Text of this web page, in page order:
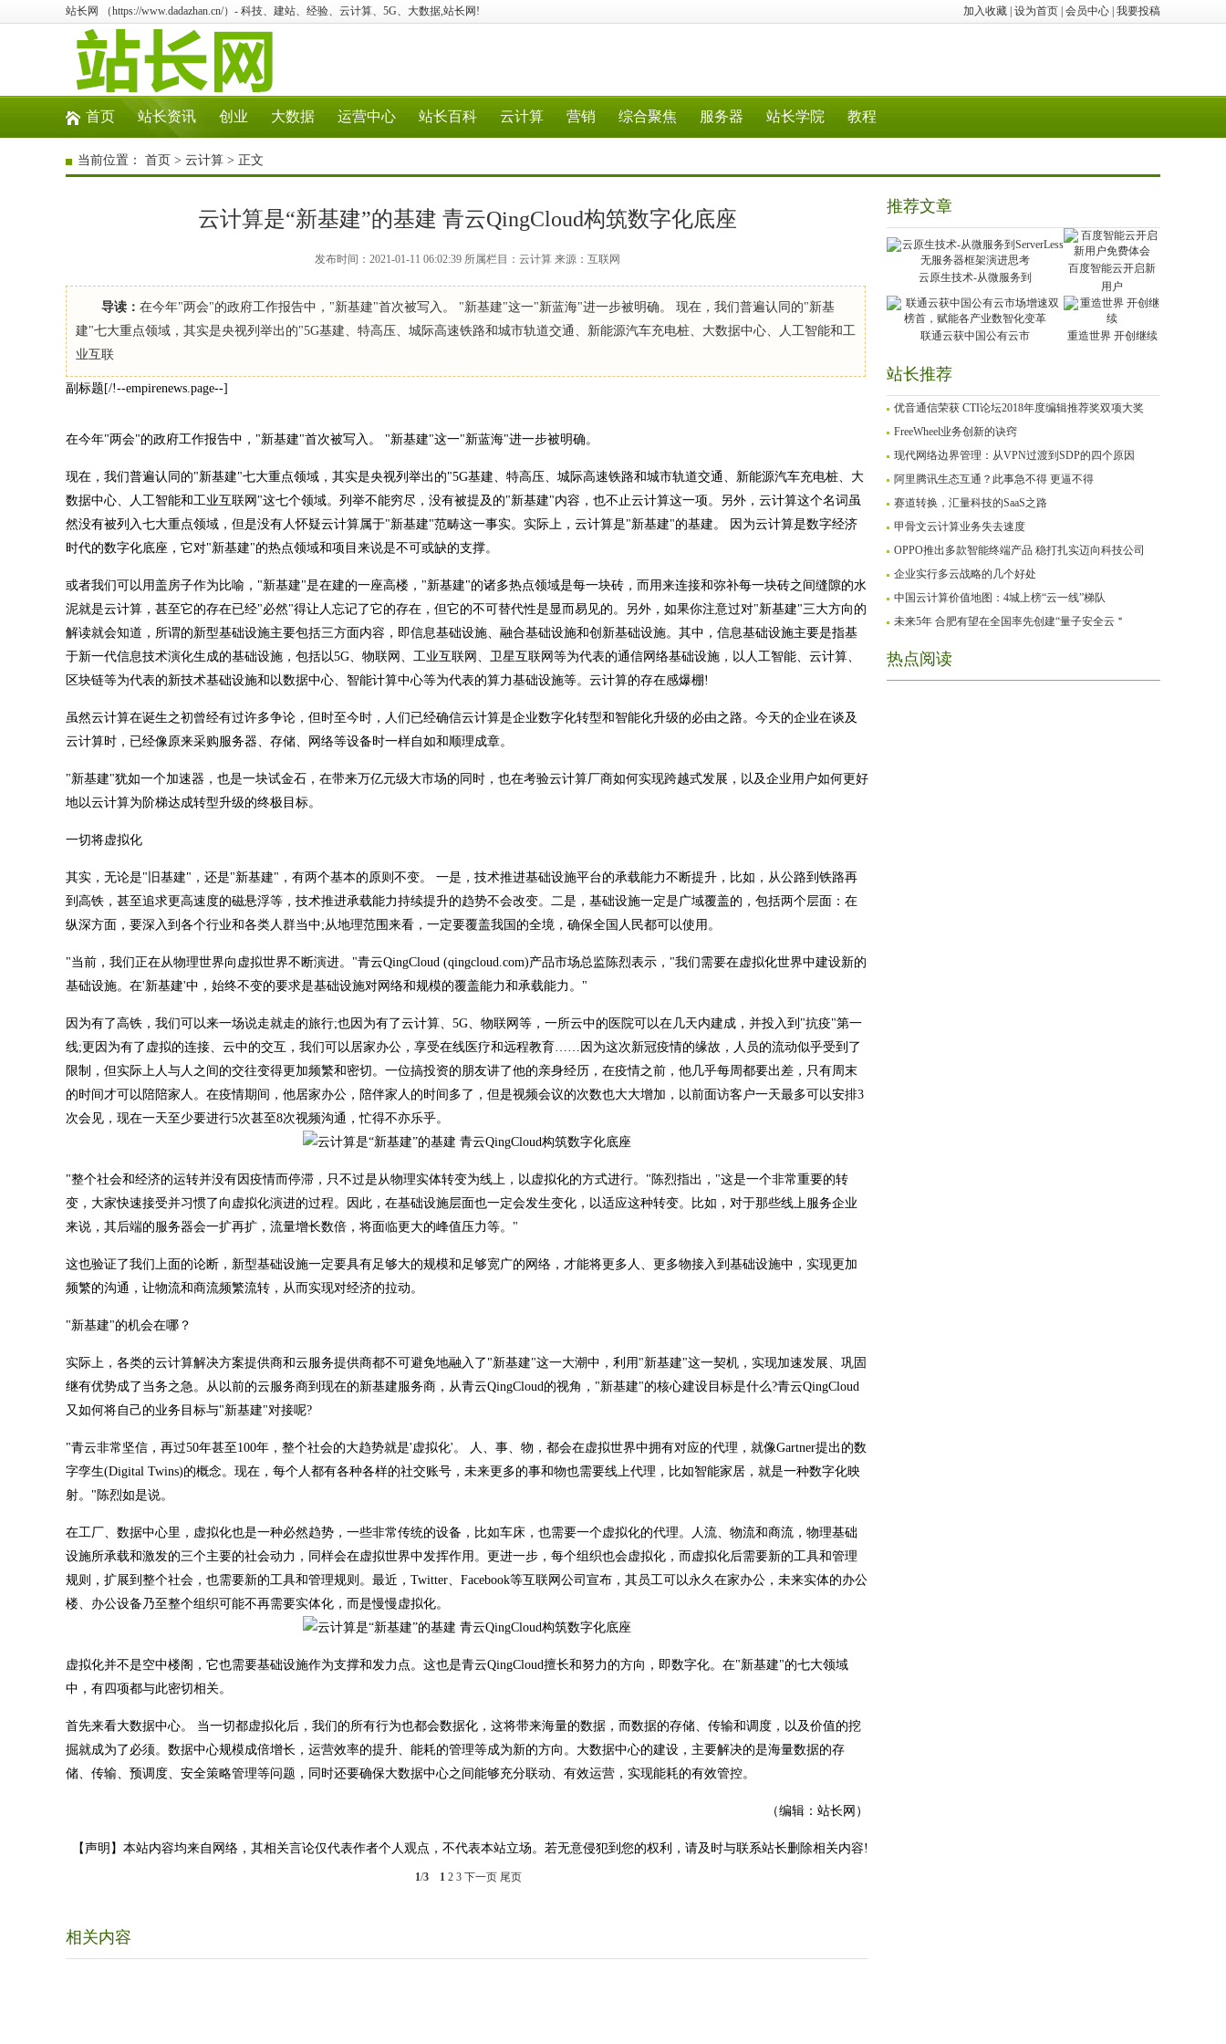
加入收藏 设为首页 会员中心 我要投稿
站长网 （https://www.dadazhan.cn/）- 科技、建站、经验、云计算、5G、大数据,站长网!
首页 站长资讯 创业 大数据 运营中心 站长百科 云计算 营销 综合聚焦 服务器 站长学院 教程
当前位置： 首页 > 云计算 > 正文
云计算是“新基建”的基建 青云QingCloud构筑数字化底座
发布时间：2021-01-11 06:02:39 所属栏目：云计算 来源：互联网
导读： 在今年"两会"的政府工作报告中，"新基建"首次被写入。 "新基建"这一"新蓝海"进一步被明确。 现在，我们普遍认同的"新基
建"七大重点领域，其实是央视列举出的"5G基建、特高压、城际高速铁路和城市轨道交通、新能源汽车充电桩、大数据中心、人工智能和工
业互联
副标题[/!--empirenews.page--]
在今年"两会"的政府工作报告中，"新基建"首次被写入。 "新基建"这一"新蓝海"进一步被明确。
现在，我们普遍认同的"新基建"七大重点领域，其实是央视列举出的"5G基建、特高压、城际高速铁路和城市轨道交通、新能源汽车充电桩、大
数据中心、人工智能和工业互联网"这七个领域。列举不能穷尽，没有被提及的"新基建"内容，也不止云计算这一项。另外，云计算这个名词虽
然没有被列入七大重点领域，但是没有人怀疑云计算属于"新基建"范畴这一事实。实际上，云计算是"新基建"的基建。 因为云计算是数字经济
时代的数字化底座，它对"新基建"的热点领域和项目来说是不可或缺的支撑。
或者我们可以用盖房子作为比喻，"新基建"是在建的一座高楼，"新基建"的诸多热点领域是每一块砖，而用来连接和弥补每一块砖之间缝隙的水
泥就是云计算，甚至它的存在已经"必然"得让人忘记了它的存在，但它的不可替代性是显而易见的。另外，如果你注意过对"新基建"三大方向的
解读就会知道，所谓的新型基础设施主要包括三方面内容，即信息基础设施、融合基础设施和创新基础设施。其中，信息基础设施主要是指基
于新一代信息技术演化生成的基础设施，包括以5G、物联网、工业互联网、卫星互联网等为代表的通信网络基础设施，以人工智能、云计算、
区块链等为代表的新技术基础设施和以数据中心、智能计算中心等为代表的算力基础设施等。云计算的存在感爆棚!
虽然云计算在诞生之初曾经有过许多争论，但时至今时，人们已经确信云计算是企业数字化转型和智能化升级的必由之路。今天的企业在谈及
云计算时，已经像原来采购服务器、存储、网络等设备时一样自如和顺理成章。
"新基建"犹如一个加速器，也是一块试金石，在带来万亿元级大市场的同时，也在考验云计算厂商如何实现跨越式发展，以及企业用户如何更好
地以云计算为阶梯达成转型升级的终极目标。
一切将虚拟化
其实，无论是"旧基建"，还是"新基建"，有两个基本的原则不变。 一是，技术推进基础设施平台的承载能力不断提升，比如，从公路到铁路再
到高铁，甚至追求更高速度的磁悬浮等，技术推进承载能力持续提升的趋势不会改变。二是，基础设施一定是广域覆盖的，包括两个层面：在
纵深方面，要深入到各个行业和各类人群当中;从地理范围来看，一定要覆盖我国的全境，确保全国人民都可以使用。
"当前，我们正在从物理世界向虚拟世界不断演进。"青云QingCloud (qingcloud.com)产品市场总监陈烈表示，"我们需要在虚拟化世界中建设新的
基础设施。在'新基建'中，始终不变的要求是基础设施对网络和规模的覆盖能力和承载能力。"
因为有了高铁，我们可以来一场说走就走的旅行;也因为有了云计算、5G、物联网等，一所云中的医院可以在几天内建成，并投入到"抗疫"第一
线;更因为有了虚拟的连接、云中的交互，我们可以居家办公，享受在线医疗和远程教育……因为这次新冠疫情的缘故，人员的流动似乎受到了
限制，但实际上人与人之间的交往变得更加频繁和密切。一位搞投资的朋友讲了他的亲身经历，在疫情之前，他几乎每周都要出差，只有周末
的时间才可以陪陪家人。在疫情期间，他居家办公，陪伴家人的时间多了，但是视频会议的次数也大大增加，以前面访客户一天最多可以安排3
次会见，现在一天至少要进行5次甚至8次视频沟通，忙得不亦乐乎。
"整个社会和经济的运转并没有因疫情而停滞，只不过是从物理实体转变为线上，以虚拟化的方式进行。"陈烈指出，"这是一个非常重要的转
变，大家快速接受并习惯了向虚拟化演进的过程。因此，在基础设施层面也一定会发生变化，以适应这种转变。比如，对于那些线上服务企业
来说，其后端的服务器会一扩再扩，流量增长数倍，将面临更大的峰值压力等。"
这也验证了我们上面的论断，新型基础设施一定要具有足够大的规模和足够宽广的网络，才能将更多人、更多物接入到基础设施中，实现更加
频繁的沟通，让物流和商流频繁流转，从而实现对经济的拉动。
"新基建"的机会在哪？
实际上，各类的云计算解决方案提供商和云服务提供商都不可避免地融入了"新基建"这一大潮中，利用"新基建"这一契机，实现加速发展、巩固
继有优势成了当务之急。从以前的云服务商到现在的新基建服务商，从青云QingCloud的视角，"新基建"的核心建设目标是什么?青云QingCloud
又如何将自己的业务目标与"新基建"对接呢?
"青云非常坚信，再过50年甚至100年，整个社会的大趋势就是'虚拟化'。 人、事、物，都会在虚拟世界中拥有对应的代理，就像Gartner提出的数
字孪生(Digital Twins)的概念。现在，每个人都有各种各样的社交账号，未来更多的事和物也需要线上代理，比如智能家居，就是一种数字化映
射。"陈烈如是说。
在工厂、数据中心里，虚拟化也是一种必然趋势，一些非常传统的设备，比如车床，也需要一个虚拟化的代理。人流、物流和商流，物理基础
设施所承载和激发的三个主要的社会动力，同样会在虚拟世界中发挥作用。更进一步，每个组织也会虚拟化，而虚拟化后需要新的工具和管理
规则，扩展到整个社会，也需要新的工具和管理规则。最近，Twitter、Facebook等互联网公司宣布，其员工可以永久在家办公，未来实体的办公
楼、办公设备乃至整个组织可能不再需要实体化，而是慢慢虚拟化。
虚拟化并不是空中楼阁，它也需要基础设施作为支撑和发力点。这也是青云QingCloud擅长和努力的方向，即数字化。在"新基建"的七大领域
中，有四项都与此密切相关。
首先来看大数据中心。 当一切都虚拟化后，我们的所有行为也都会数据化，这将带来海量的数据，而数据的存储、传输和调度，以及价值的挖
掘就成为了必须。数据中心规模成倍增长，运营效率的提升、能耗的管理等成为新的方向。大数据中心的建设，主要解决的是海量数据的存
储、传输、预调度、安全策略管理等问题，同时还要确保大数据中心之间能够充分联动、有效运营，实现能耗的有效管控。
（编辑：站长网）
【声明】本站内容均来自网络，其相关言论仅代表作者个人观点，不代表本站立场。若无意侵犯到您的权利，请及时与联系站长删除相关内容!
1/3 1 2 3 下一页 尾页
相关内容
推荐文章
云原生技术-从微服务到
百度智能云开启新
用户
联通云获中国公有云市 重造世界 开创继续
站长推荐
优音通信荣获 CTI论坛2018年度编辑推荐奖双项大奖
FreeWheel业务创新的诀窍
现代网络边界管理：从VPN过渡到SDP的四个原因
阿里腾讯生态互通？此事急不得 更逼不得
赛道转换，汇量科技的SaaS之路
甲骨文云计算业务失去速度
OPPO推出多款智能终端产品 稳打扎实迈向科技公司
企业实行多云战略的几个好处
中国云计算价值地图：4城上榜“云一线”梯队
未来5年 合肥有望在全国率先创建“量子安全云＂
热点阅读